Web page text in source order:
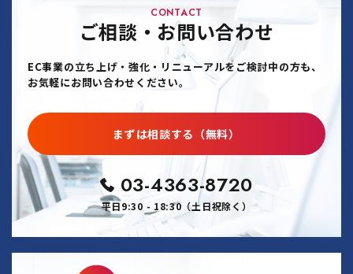
CONTACT
ご相談・お問い合わせ
EC事業の立ち上げ・強化・リニューアルをご検討中の方も、
お気軽にお問い合わせください。
まずは相談する（無料）
03-4363-8720
平日9:30 - 18:30（土日祝除く）